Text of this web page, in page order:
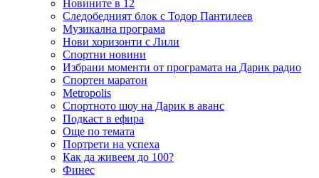
Новините в 12
Следобедният блок с Тодор Пантилеев
Музикална програма
Нови хоризонти с Лили
Спортни новини
Избрани моменти от програмата на Дарик радио
Спортен маратон
Metropolis
Спортното шоу на Дарик в аванс
Подкаст в ефира
Още по темата
Портрети на успеха
Как да живеем до 100?
Финес